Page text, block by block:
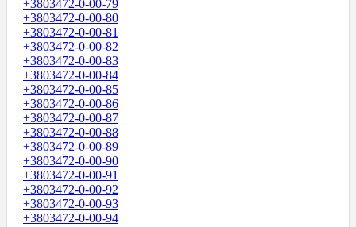
+3803472-0-00-79
+3803472-0-00-80
+3803472-0-00-81
+3803472-0-00-82
+3803472-0-00-83
+3803472-0-00-84
+3803472-0-00-85
+3803472-0-00-86
+3803472-0-00-87
+3803472-0-00-88
+3803472-0-00-89
+3803472-0-00-90
+3803472-0-00-91
+3803472-0-00-92
+3803472-0-00-93
+3803472-0-00-94